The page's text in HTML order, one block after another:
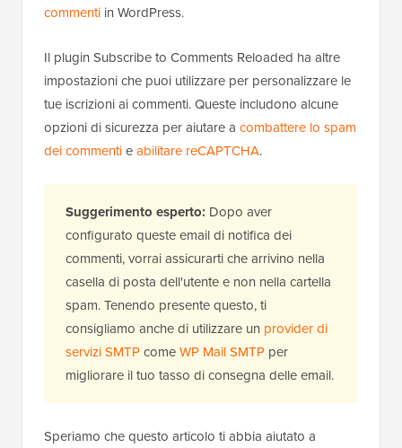
commenti in WordPress.
Il plugin Subscribe to Comments Reloaded ha altre
impostazioni che puoi utilizzare per personalizzare le
tue iscrizioni ai commenti. Queste includono alcune
opzioni di sicurezza per aiutare a combattere lo spam
dei commentieabilitare reCAPTCHA.
Suggerimento esperto: Dopo aver
configurato queste email di notifica dei
commenti, vorrai assicurarti che arrivino nella
casella di posta dell'utente e non nella cartella
spam. Tenendo presente questo, ti
consigliamo anche di utilizzare un provider di
servizi SMTPcomeWP Mail SMTP per
migliorare il tuo tasso di consegna delle email.
Speriamo che questo articolo ti abbia aiutato a